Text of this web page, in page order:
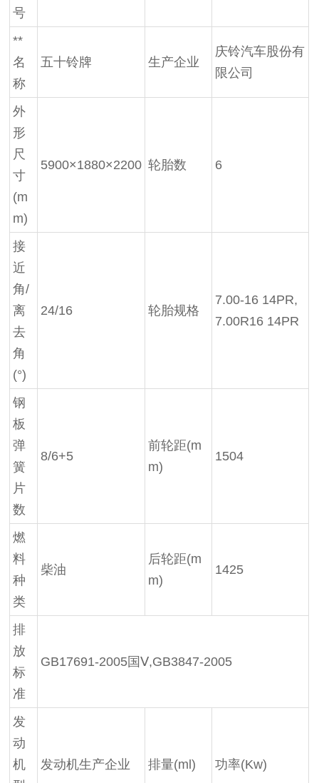
号
**
名
称
五十铃牌 生产企业
庆铃汽车股份有
限公司
外
形
尺
寸
(m
m)
5900×1880×2200 轮胎数 6
接
近
角/
离
去
角
(°)
24/16 轮胎规格
7.00-16 14PR,
7.00R16 14PR
钢
板
弹
簧
片
数
8/6+5
前轮距(m
m)
1504
燃
料
种
类
柴油
后轮距(m
m)
1425
排
放
标
准
GB17691-2005国Ⅴ,GB3847-2005
发
动
机
发动机生产企业 排量(ml) 功率(Kw)